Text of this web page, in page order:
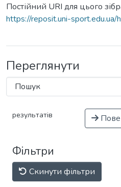
Постійний URI для цього
https://reposit.uni-
Переглянути
результатів
Фільтри
Скинути фільтри